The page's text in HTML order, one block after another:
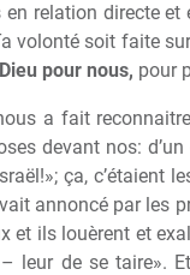
relation directe
volonté soit faite
pour nous, pour
a fait
devant nos:
ça, c’étaient
annoncé par les
et ils louèrent et
leur de se taire».